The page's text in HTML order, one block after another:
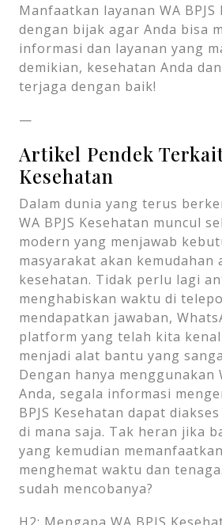
Manfaatkan layanan WA BPJS
dengan bijak agar Anda bisa
informasi dan layanan yang
demikian, kesehatan Anda
terjaga dengan baik!
—
Artikel Pendek Terkait
Kesehatan
Dalam dunia yang terus
WA BPJS Kesehatan muncul
modern yang menjawab
masyarakat akan kemudahan
kesehatan. Tidak perlu lagi
menghabiskan waktu di
mendapatkan jawaban,
platform yang telah kita
menjadi alat bantu yang
Dengan hanya menggunakan
Anda, segala informasi
BPJS Kesehatan dapat
di mana saja. Tak heran jika
yang kemudian
menghemat waktu dan
sudah mencobanya?